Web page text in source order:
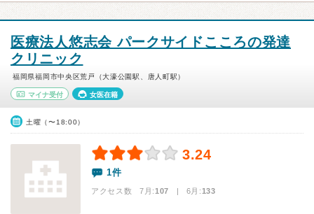
医療法人悠志会 パークサイドこころの発達
クリニック
福岡県福岡市中央区荒戸（大濠公園駅、唐人町駅）
マイナ受付 女医在籍
土曜（〜18:00）
3.24
1件
アクセス数 7月:107 | 6月:133